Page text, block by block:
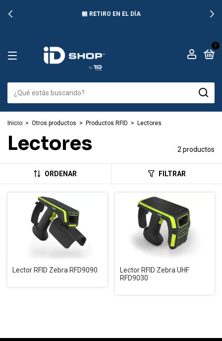
🏪 RETIRO EN EL DÍA
0
Inicio > Otros productos > Productos RFID > Lectores
Lectores 2 productos
ORDENAR FILTRAR
Lector RFID Zebra RFD9090
Lector RFID Zebra UHF
RFD9030